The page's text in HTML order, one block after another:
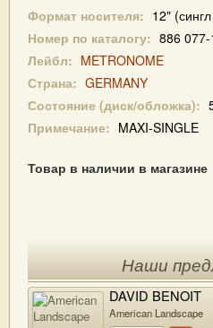
Формат носителя: 12"
Номер по каталогу: 886 077-
Лейбл: METRONOME
Страна: GERMANY
Состояние (диск/обложка):
Примечание: MAXI-SINGLE
Товар в наличии в магазине
Наши
DAVID BENOIT
American Landscape